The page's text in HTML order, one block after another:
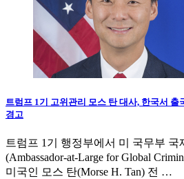
트럼프 1기 고위관리 모스 탄 대사, 한국서
경고
트럼프 1기 행정부에서 미 국무부
(Ambassador-at-Large for Global
미국인 모스 탄(Morse H. Tan) 전 …